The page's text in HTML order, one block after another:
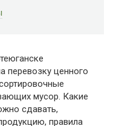
перевозку ценного
мусор. Какие
сдавать,
правила